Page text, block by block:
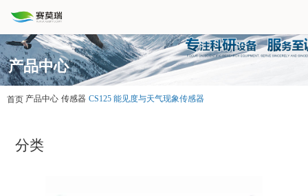
产品中心
首页 产品中心 传感器 CS125 能见度与天气现象传感器
分类